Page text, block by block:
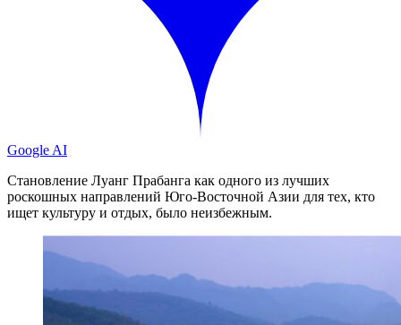
Google AI
Становление Луанг Прабанга как одного из лучших
роскошных направлений Юго-Восточной Азии для тех, кто
ищет культуру и отдых, было неизбежным.